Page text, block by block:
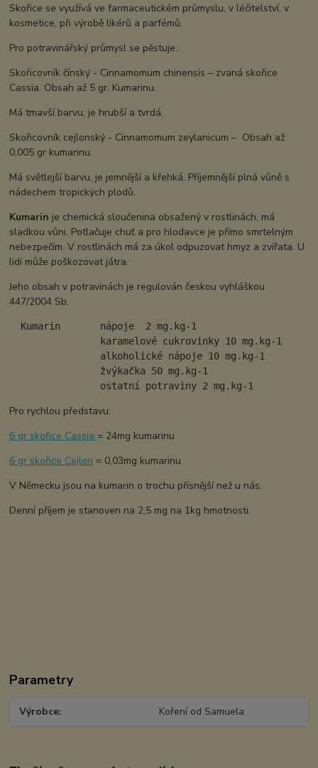
Skořice se využívá ve farmaceutickém průmyslu, v léčitelství, v
kosmetice, při výrobě likérů a parfémů.
Pro potravinářský průmysl se pěstuje:
Skořicovník čínský - Cinnamomum chinensis – zvaná skořice
Cassia. Obsah až 5 gr. Kumarinu.
Má tmavší barvu, je hrubší a tvrdá.
Skořicovník cejlonský - Cinnamomum zeylanicum – Obsah až
0,005 gr kumarinu.
Má světlejší barvu, je jemnější a křehká. Příjemnější plná vůně s
nádechem tropických plodů.
Kumarin je chemická sloučenina obsažený v rostlinách, má
sladkou vůni. Potlačuje chuť a pro hlodavce je přímo smrtelným
nebezpečím. V rostlinách má za úkol odpuzovat hmyz a zvířata. U
lidí může poškozovat játra.
Jeho obsah v potravinách je regulován českou vyhláškou
447/2004 Sb.
  Kumarin       nápoje  2 mg.kg-1
                karamelové cukrovinky 10 mg.kg-1
                alkoholické nápoje 10 mg.kg-1
                žvýkačka 50 mg.kg-1
                ostatní potraviny 2 mg.kg-1
Pro rychlou představu:
6 gr skořice Cassia = 24mg kumarinu
6 gr skořice Cejlon = 0,03mg kumarinu
V Německu jsou na kumarin o trochu přísnější než u nás.
Denní příjem je stanoven na 2,5 mg na 1kg hmotnosti.
Parametry
Výrobce Koření od Samuela